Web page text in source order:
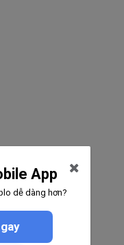
App
dễ dàng hơn?